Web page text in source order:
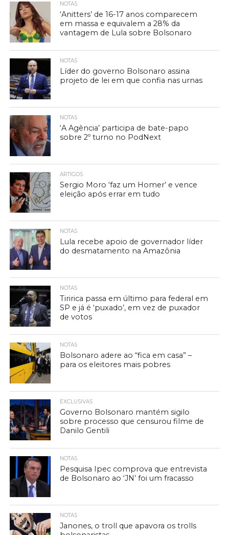
NOTAS
‘Anitters’ de 16-17 anos comparecem
em massa e equivalem a 28% da
vantagem de Lula sobre Bolsonaro
NOTAS
Líder do governo Bolsonaro assina
projeto de lei em que confia nas urnas
NOTAS
‘A Agência’ participa de bate-papo
sobre 2º turno no PodNext
ARTIGOS
Sergio Moro ‘faz um Homer’ e vence
eleição após errar em tudo
NOTAS
Lula recebe apoio de governador líder
do desmatamento na Amazônia
NOTAS
Tiririca passa em último para federal em
SP e já é ‘puxado’, em vez de puxador
de votos
NOTAS
Bolsonaro adere ao “fica em casa” –
para os eleitores mais pobres
EXCLUSIVAS
Governo Bolsonaro mantém sigilo
sobre processo que censurou filme de
Danilo Gentili
NOTAS
Pesquisa Ipec comprova que entrevista
de Bolsonaro ao ‘JN’ foi um fracasso
NOTAS
Janones, o troll que apavora os trolls